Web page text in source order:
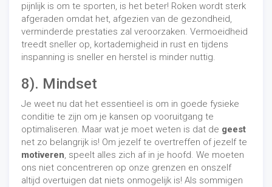
pijnlijk is om te sporten, is het beter! Roken wordt sterk
afgeraden omdat het, afgezien van de gezondheid,
verminderde prestaties zal veroorzaken. Vermoeidheid
treedt sneller op, kortademigheid in rust en tijdens
inspanning is sneller en herstel is minder nuttig.
8). Mindset
Je weet nu dat het essentieel is om in goede fysieke
conditie te zijn om je kansen op vooruitgang te
optimaliseren. Maar wat je moet weten is dat de geest
net zo belangrijk is! Om jezelf te overtreffen of jezelf te
motiveren, speelt alles zich af in je hoofd. We moeten
ons niet concentreren op onze grenzen en onszelf
altijd overtuigen dat niets onmogelijk is! Als sommigen